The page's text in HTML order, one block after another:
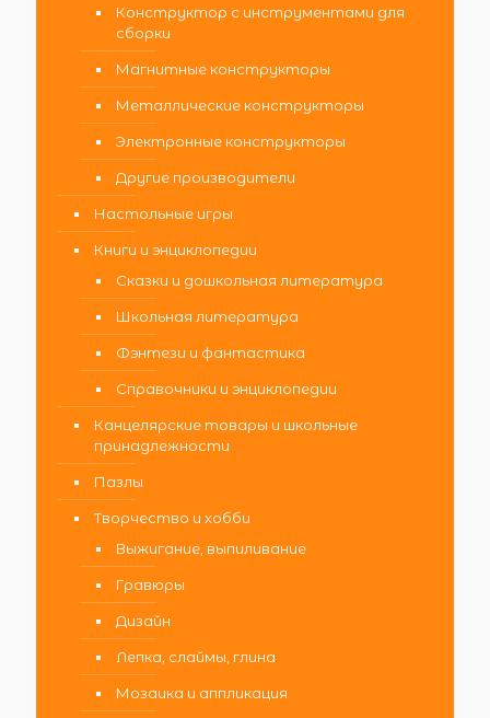
Конструктор с инструментами для
сборки
Магнитные конструкторы
Металлические конструкторы
Электронные конструкторы
Другие производители
Настольные игры
Книги и энциклопедии
Сказки и дошкольная литература
Школьная литература
Фэнтези и фантастика
Справочники и энциклопедии
Канцелярские товары и школьные
принадлежности
Пазлы
Творчество и хобби
Выжигание, выпиливание
Гравюры
Дизайн
Лепка, слаймы, глина
Мозаика и аппликация